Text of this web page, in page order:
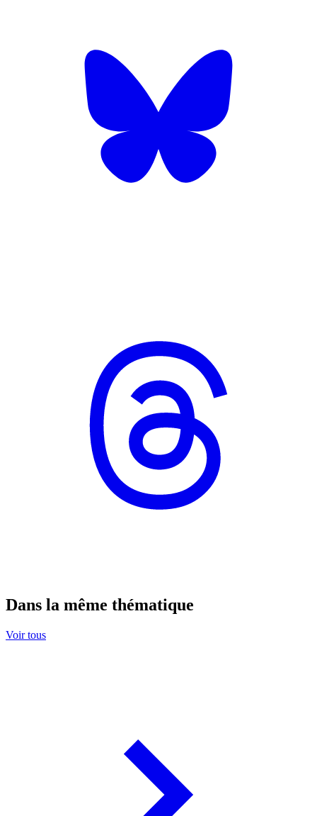
Dans la même thématique
Voir tous